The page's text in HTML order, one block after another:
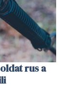
rus a